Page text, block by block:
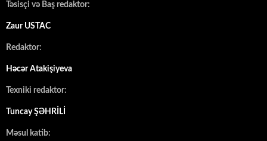
Təsisçi və Baş redaktor:
Zaur USTAC
Redaktor:
Həcər Atakişiyeva
Texniki redaktor:
Tuncay ŞƏHRİLİ
Məsul katib: